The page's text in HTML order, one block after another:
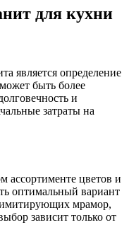
для кухни
является определение
быть более
и
затраты на
ассортименте цветов и
оптимальный вариант
мрамор,
зависит только от